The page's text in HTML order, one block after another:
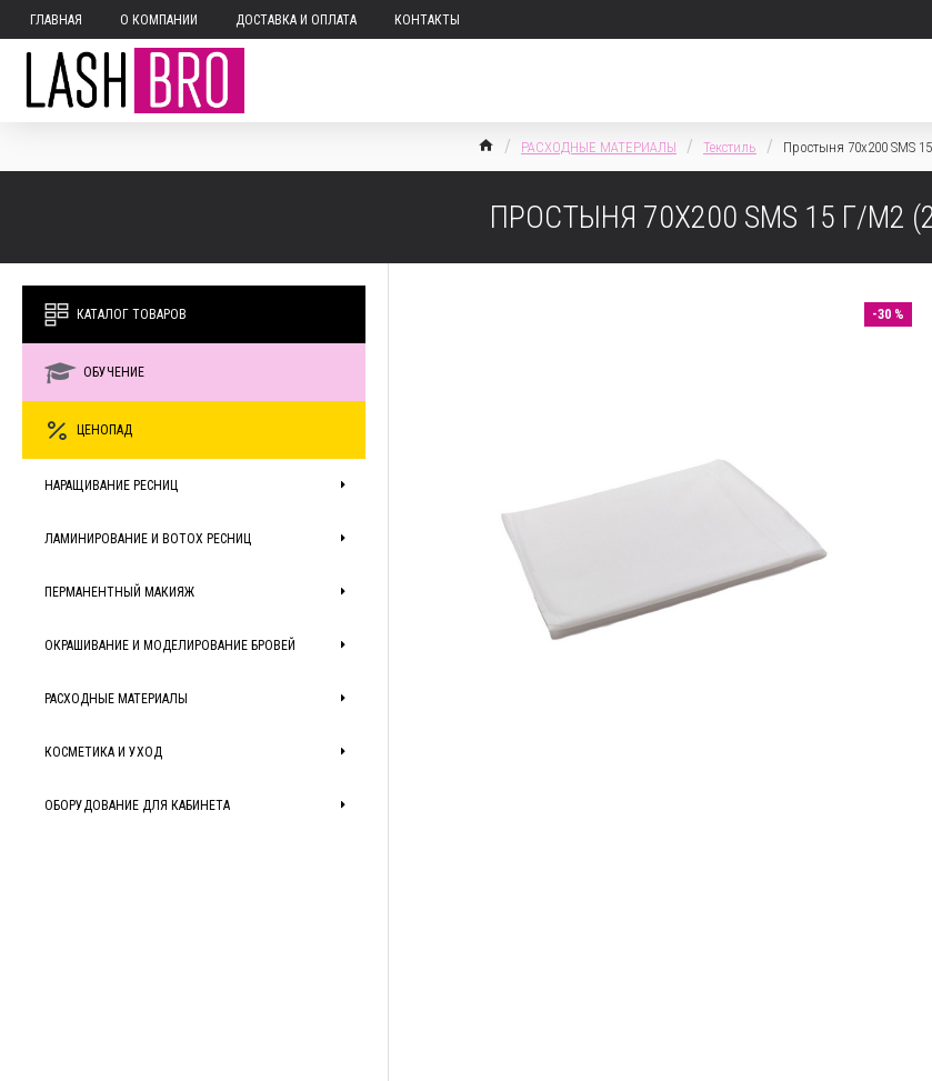
ГЛАВНАЯ О КОМПАНИИ ДОСТАВКА И ОПЛАТА КОНТАКТЫ
РАСХОДНЫЕ МАТЕРИАЛЫ Текстиль Простыня 70х200 SMS
ПРОСТЫНЯ 70Х200 SMS 15 Г/М2
КАТАЛОГ ТОВАРОВ
ОБУЧЕНИЕ
ЦЕНОПАД
НАРАЩИВАНИЕ РЕСНИЦ
ЛАМИНИРОВАНИЕ И BOTOX РЕСНИЦ
ПЕРМАНЕНТНЫЙ МАКИЯЖ
ОКРАШИВАНИЕ И МОДЕЛИРОВАНИЕ БРОВЕЙ
РАСХОДНЫЕ МАТЕРИАЛЫ
КОСМЕТИКА И УХОД
ОБОРУДОВАНИЕ ДЛЯ КАБИНЕТА
-30 %